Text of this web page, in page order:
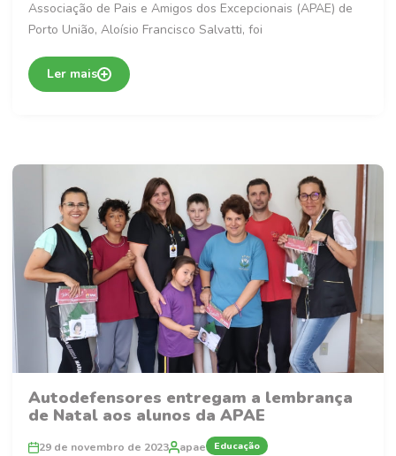
Associação de Pais e Amigos dos Excepcionais (APAE) de
Porto União, Aloísio Francisco Salvatti, foi
Ler mais
Autodefensores entregam a lembrança
de Natal aos alunos da APAE
29 de novembro de 2023 apae Educação